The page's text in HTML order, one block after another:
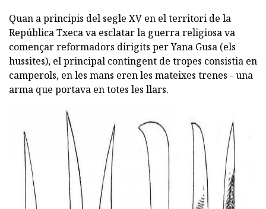
Quan a principis del segle XV en el territori de la
República Txeca va esclatar la guerra religiosa va
començar reformadors dirigits per Yana Gusa (els
hussites), el principal contingent de tropes consistia en
camperols, en les mans eren les mateixes trenes - una
arma que portava en totes les llars.